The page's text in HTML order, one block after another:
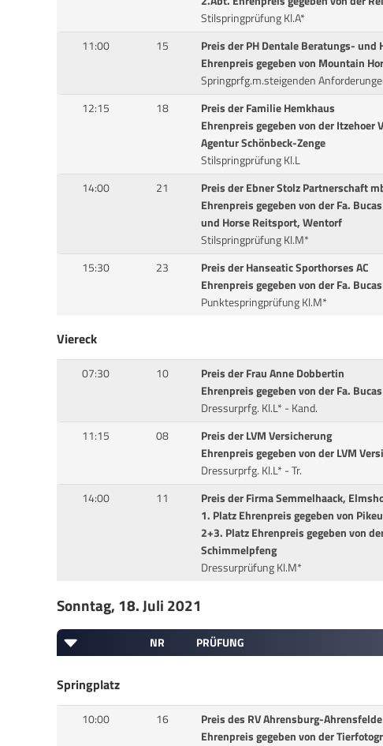
Stilspringprüfung Kl.A*
11:00 15
Preis der PH Dentale Beratungs- und
Ehrenpreis gegeben von Mountain
Springprfg.m.steigenden
12:15 18
Preis der Familie Hemkhaus
Ehrenpreis gegeben von der Itzehoer
Agentur Schönbeck-Zenge
Stilspringprüfung Kl.L
14:00 21
Preis der Ebner Stolz Partnerschaft
Ehrenpreis gegeben von der Fa.
und Horse Reitsport, Wentorf
Stilspringprüfung Kl.M*
15:30 23
Preis der Hanseatic Sporthorses AC
Ehrenpreis gegeben von der Fa.
Punktespringprüfung Kl.M*
Viereck
07:30 10
Preis der Frau Anne Dobbertin
Ehrenpreis gegeben von der Fa.
Dressurprfg. Kl.L* - Kand.
11:15 08
Preis der LVM Versicherung
Ehrenpreis gegeben von der LVM
Dressurprfg. Kl.L* - Tr.
14:00 11
Preis der Firma Semmelhaack,
1. Platz Ehrenpreis gegeben von
2+3. Platz Ehrenpreis gegeben von
Schimmelpfeng
Dressurprüfung Kl.M*
Sonntag, 18. Juli 2021
NR PRÜFUNG
Springplatz
10:00 16
Preis des RV Ahrensburg-Ahrensfelde
Ehrenpreis gegeben von der